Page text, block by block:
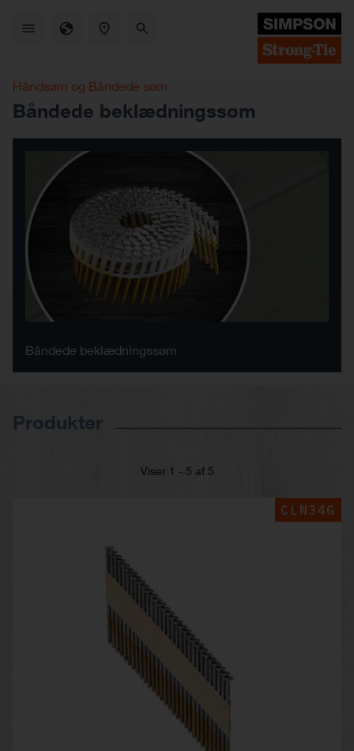
Håndsøm og Båndede søm
Båndede beklædningssøm
Båndede beklædningssøm
Produkter
Viser 1 - 5 af 5
CLN34G